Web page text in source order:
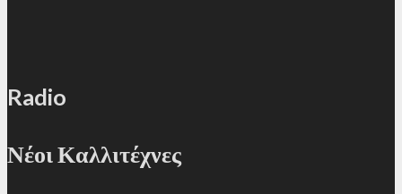
Radio
Νέοι Καλλιτέχνες